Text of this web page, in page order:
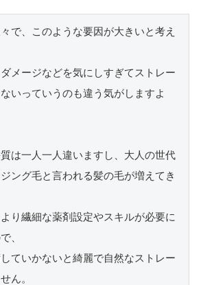
で、このような要因が大きいと考え
メージなどを気にしすぎてストレー
いっていうのも違う気がしますよ
は一人一人違いますし、大人の世代
ング毛と言われる髪の毛が増えてき
り繊細な薬剤設定やスキルが必要に
、
ていかないと綺麗で自然なストレー
ん。